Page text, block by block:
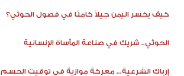
كيف يخسر اليمن جيلاً كاملًا في فصول الحوثي؟
الحوثي.. شريك في صناعة المأساة الإنسانية
إرباك الشرعية... معركة موازية في توقيت الحسم